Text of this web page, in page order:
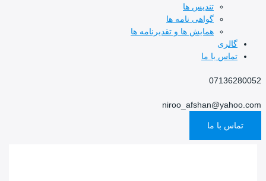
تندیس ها
گواهی نامه ها
همایش ها و تقدیرنامه ها
گالری
تماس با ما
07136280052
niroo_afshan@yahoo.com
تماس با ما